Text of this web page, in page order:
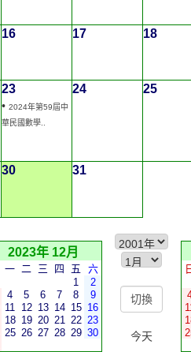
16 17 18
23
• 2024年第59屆中
華民國數學..
24 25
30 31
2023年 12月
一 二 三 四 五
六
1
2
4 5 6 7 8
9
11 12 13 14 15 16
18 19 20 21 22 23
25 26 27 28 29 30
今天